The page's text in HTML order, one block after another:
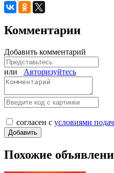
Комментарии
Добавить комментарий
или Авторизуйтесь
согласен с условиями
Похожие